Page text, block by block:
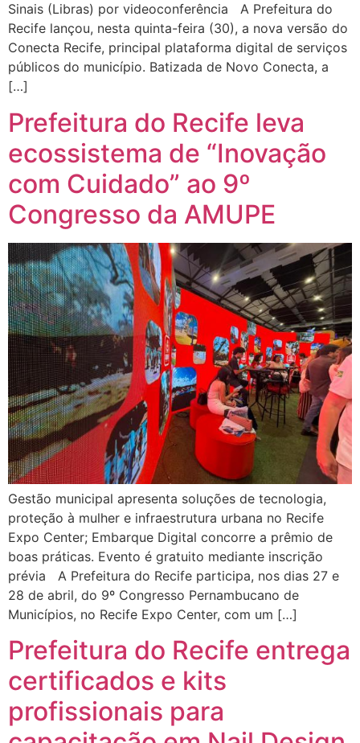
Sinais (Libras) por videoconferência A Prefeitura do
Recife lançou, nesta quinta-feira (30), a nova versão do
Conecta Recife, principal plataforma digital de serviços
públicos do município. Batizada de Novo Conecta, a
[…]
Prefeitura do Recife leva
ecossistema de “Inovação
com Cuidado” ao 9º
Congresso da AMUPE
Gestão municipal apresenta soluções de tecnologia,
proteção à mulher e infraestrutura urbana no Recife
Expo Center; Embarque Digital concorre a prêmio de
boas práticas. Evento é gratuito mediante inscrição
prévia A Prefeitura do Recife participa, nos dias 27 e
28 de abril, do 9º Congresso Pernambucano de
Municípios, no Recife Expo Center, com um […]
Prefeitura do Recife entrega
certificados e kits
profissionais para